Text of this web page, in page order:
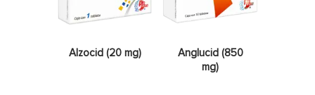
Alzocid (20 mg)
Anglucid (850
mg)